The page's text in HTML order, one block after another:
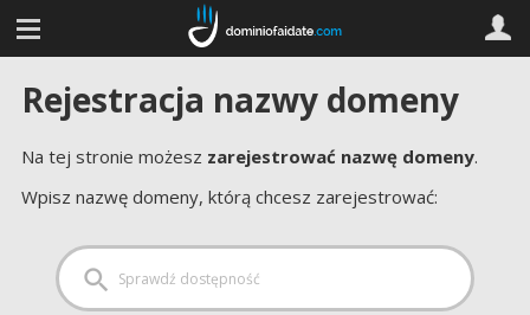
Rejestracja nazwy domeny
Na tej stronie możesz zarejestrować nazwę domeny.
Wpisz nazwę domeny, którą chcesz zarejestrować: